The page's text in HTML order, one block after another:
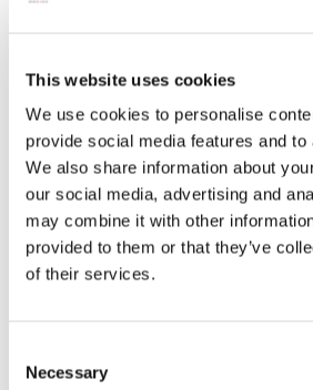
This website uses cookies
We use cookies to personalise
provide social media features and
We also share information about
our social media, advertising and
may combine it with other
provided to them or that they’ve
of their services.
Selection
Necessary